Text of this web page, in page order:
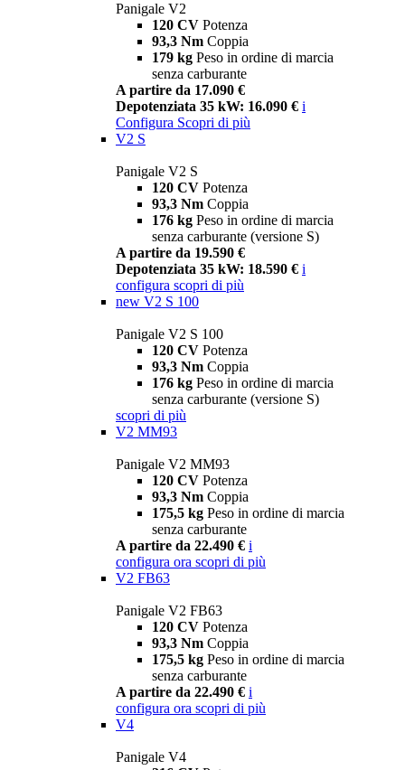
Panigale V2
120 CV Potenza
93,3 Nm Coppia
179 kg Peso in ordine di marcia
senza carburante
A partire da 17.090 €
Depotenziata 35 kW: 16.090 € i
Configura Scopri di più
V2 S
Panigale V2 S
120 CV Potenza
93,3 Nm Coppia
176 kg Peso in ordine di marcia
senza carburante (versione S)
A partire da 19.590 €
Depotenziata 35 kW: 18.590 € i
configura scopri di più
new V2 S 100
Panigale V2 S 100
120 CV Potenza
93,3 Nm Coppia
176 kg Peso in ordine di marcia
senza carburante (versione S)
scopri di più
V2 MM93
Panigale V2 MM93
120 CV Potenza
93,3 Nm Coppia
175,5 kg Peso in ordine di marcia
senza carburante
A partire da 22.490 € i
configura ora scopri di più
V2 FB63
Panigale V2 FB63
120 CV Potenza
93,3 Nm Coppia
175,5 kg Peso in ordine di marcia
senza carburante
A partire da 22.490 € i
configura ora scopri di più
V4
Panigale V4